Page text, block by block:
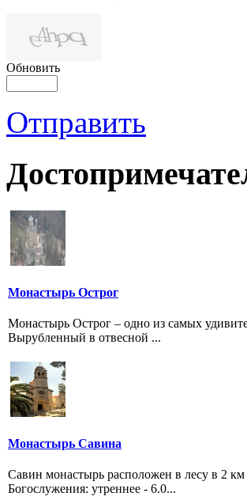
Обновить
Отправить
Монастырь Острог
Монастырь Острог – одно из самых
Вырубленный в отвесной ...
Монастырь Савина
Савин монастырь расположен в лесу в 2
Богослужения: утреннее - 6.0...